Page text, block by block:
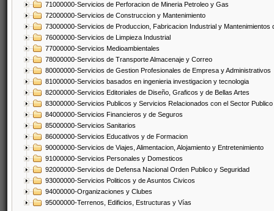
71000000-Servicios de Perforacion de Mineria Petroleo y Gas
72000000-Servicios de Construccion y Mantenimiento
73000000-Servicios de Produccion, Fabricacion Industrial y Mantenimientos
76000000-Servicios de Limpieza Industrial
77000000-Servicios Medioambientales
78000000-Servicios de Transporte Almacenaje y Correo
80000000-Servicios de Gestion Profesionales de Empresa y Administrativos
81000000-Servicios basados en ingenieria investigacion y tecnologia
82000000-Servicios Editoriales de Diseño, Graficos y de Bellas Artes
83000000-Servicios Publicos y Servicios Relacionados con el Sector Publico
84000000-Servicios Financieros y de Seguros
85000000-Servicios Sanitarios
86000000-Servicios Educativos y de Formacion
90000000-Servicios de Viajes, Alimentacion, Alojamiento y Entretenimiento
91000000-Servicios Personales y Domesticos
92000000-Servicios de Defensa Nacional Orden Publico y Seguridad
93000000-Servicios Politicos y de Asuntos Civicos
94000000-Organizaciones y Clubes
95000000-Terrenos, Edificios, Estructuras y Vías